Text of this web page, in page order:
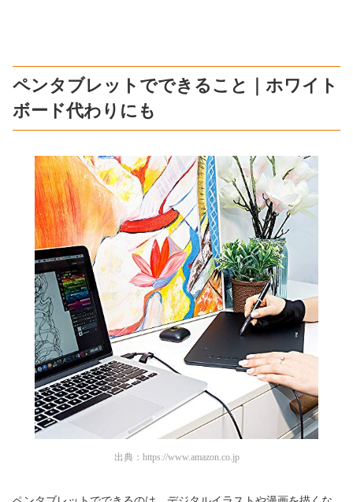
ペンタブレットでできること｜ホワイト
ボード代わりにも
出典： https://www.amazon.co.jp